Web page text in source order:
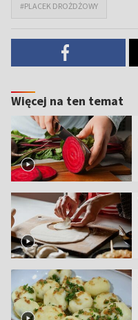
#PLACEK DROŻDŻOWY
Więcej na ten temat